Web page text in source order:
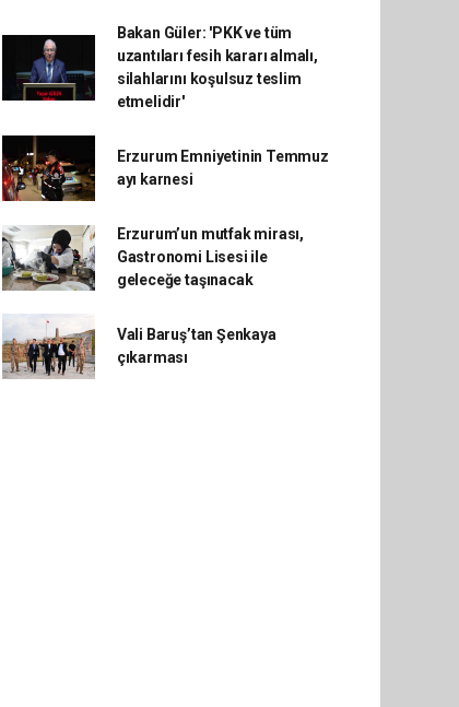
Bakan Güler: 'PKK ve tüm
uzantıları fesih kararı almalı,
silahlarını koşulsuz teslim
etmelidir'
Erzurum Emniyetinin Temmuz
ayı karnesi
Erzurum’un mutfak mirası,
Gastronomi Lisesi ile
geleceğe taşınacak
Vali Baruş’tan Şenkaya
çıkarması